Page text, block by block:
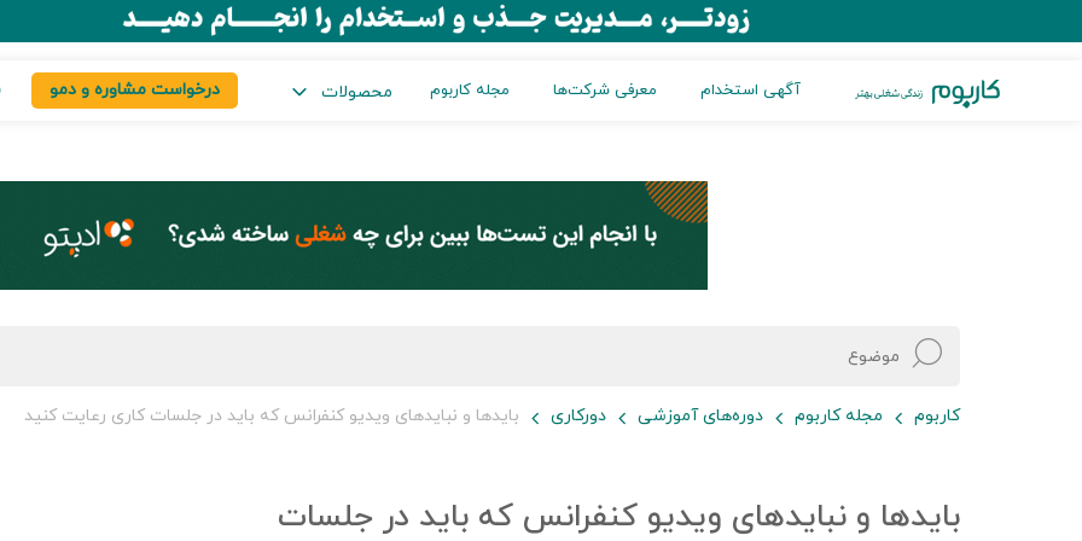
آگهی استخدام معرفی شرکت‌ها مجله کاربوم محصولات درخواست مشاوره و دمو
کاربوم مجله کاربوم دوره‌های آموزشی دورکاری باید‌ها و نباید‌های ویدیو کنفرانس که باید در جلسات کاری رعایت کنید
باید‌ها و نباید‌های ویدیو کنفرانس که باید در جلسات